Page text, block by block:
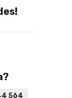
564